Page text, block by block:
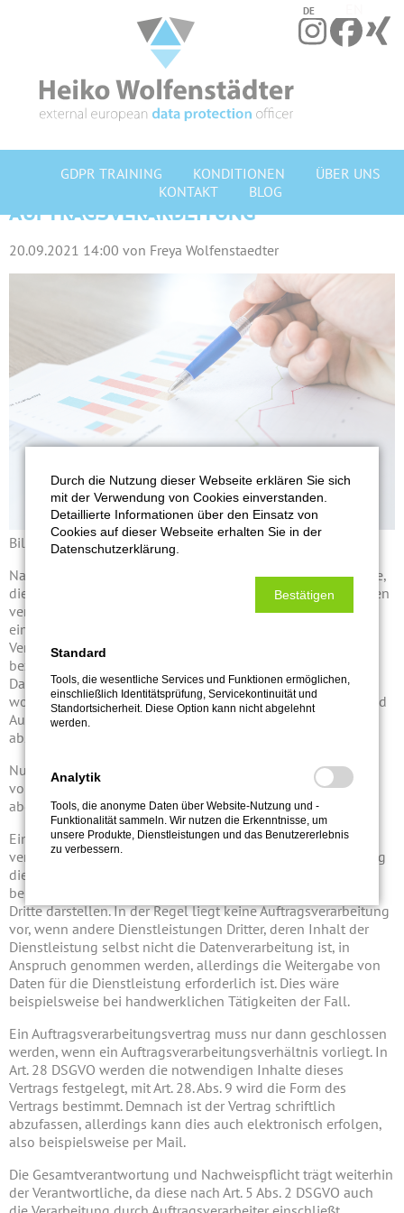
überspringen
GDPR TRAINING KONDITIONEN
ÜBER UNS
KONTAKT
BLOG
DE
AUFTRAGSVERARBEITUNG
20.09.2021 14:00 von Freya Wolfenstaedter
Bild: pexels.com
Nach Art. 4 Nr. 8 DSGVO ist der Auftragsverarbeiter eine Stelle,
die personenbezogene Daten im Auftrag des Verantwortlichen
verarbeitet. Im letzten Blogpost wurde bereits darauf
eingegangen, worin sich Auftragsverarbeiter und
Verantwortlicher unterscheiden. Die Auftragsverarbeitung
bezeichnet also den Vorgang, in dem personenbezogene
Daten im Auftrag des Verantwortlichen verarbeitet werden,
wobei hier nach Art. 28 Abs. 3 DSGVO der Verantwortliche und
Auftragsverarbeiter einen Auftragsverarbeitungsvertrag
abschließen.
Nun stellt sich die Frage, wann eine Auftragsverarbeitung
vorliegt und wann ein Auftragsverarbeitungsvertrag
abgeschlossen werden muss.
Eine Datenverarbeitung im Auftrag liegt dann vor, wenn die
verantwortliche Stelle Daten verwendet und die Verarbeitung
dieser durch einen Dritten durchführen lässt. Dies kann
beispielsweise die Speicherung oder die Erfassung durch
Dritte darstellen. In der Regel liegt keine Auftragsverarbeitung
vor, wenn andere Dienstleistungen Dritter, deren Inhalt der
Dienstleistung selbst nicht die Datenverarbeitung ist, in
Anspruch genommen werden, allerdings die Weitergabe von
Daten für die Dienstleistung erforderlich ist. Dies wäre
beispielsweise bei handwerklichen Tätigkeiten der Fall.
Ein Auftragsverarbeitungsvertrag muss nur dann geschlossen
werden, wenn ein Auftragsverarbeitungsverhältnis vorliegt. In
Art. 28 DSGVO werden die notwendigen Inhalte dieses
Vertrags festgelegt, mit Art. 28. Abs. 9 wird die Form des
Vertrags bestimmt. Demnach ist der Vertrag schriftlich
abzufassen, allerdings kann dies auch elektronisch erfolgen,
also beispielsweise per Mail.
Die Gesamtverantwortung und Nachweispflicht trägt weiterhin
der Verantwortliche, da diese nach Art. 5 Abs. 2 DSGVO auch
Durch die Nutzung dieser Webseite erklären Sie sich
mit der Verwendung von Cookies einverstanden.
Detaillierte Informationen über den Einsatz von
Cookies auf dieser Webseite erhalten Sie in der
Datenschutzerklärung.
Bestätigen
Standard
Tools, die wesentliche Services und Funktionen ermöglichen,
einschließlich Identitätsprüfung, Servicekontinuität und
Standortsicherheit. Diese Option kann nicht abgelehnt
werden.
Analytik
Tools, die anonyme Daten über Website-Nutzung und -
Funktionalität sammeln. Wir nutzen die Erkenntnisse, um
unsere Produkte, Dienstleistungen und das Benutzererlebnis
zu verbessern.